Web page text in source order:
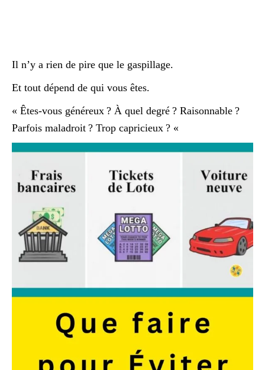
Il n’y a rien de pire que le gaspillage.
Et tout dépend de qui vous êtes.
« Êtes-vous généreux ? À quel degré ? Raisonnable ?
Parfois maladroit ? Trop capricieux ? «